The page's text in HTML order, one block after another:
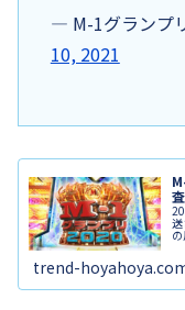
— M-1グランプ
10, 2021
trend-